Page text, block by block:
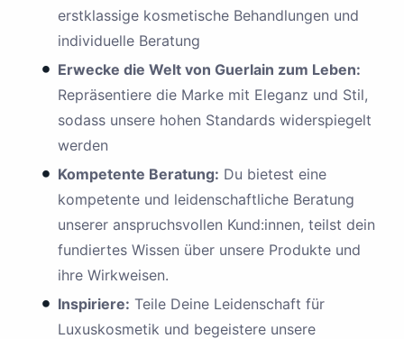
erstklassige kosmetische Behandlungen und
individuelle Beratung
Erwecke die Welt von Guerlain zum Leben:
Repräsentiere die Marke mit Eleganz und Stil,
sodass unsere hohen Standards widerspiegelt
werden
Kompetente Beratung: Du bietest eine
kompetente und leidenschaftliche Beratung
unserer anspruchsvollen Kund:innen, teilst dein
fundiertes Wissen über unsere Produkte und
ihre Wirkweisen.
Inspiriere: Teile Deine Leidenschaft für
Luxuskosmetik und begeistere unsere